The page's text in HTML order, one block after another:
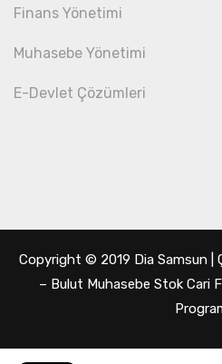
Finans Yönetimi
Muhasebe Yönetimi
E-Devlet Çözümleri
Copyright © 2019 Dia Samsun |
– Bulut Muhasebe Stok Cari